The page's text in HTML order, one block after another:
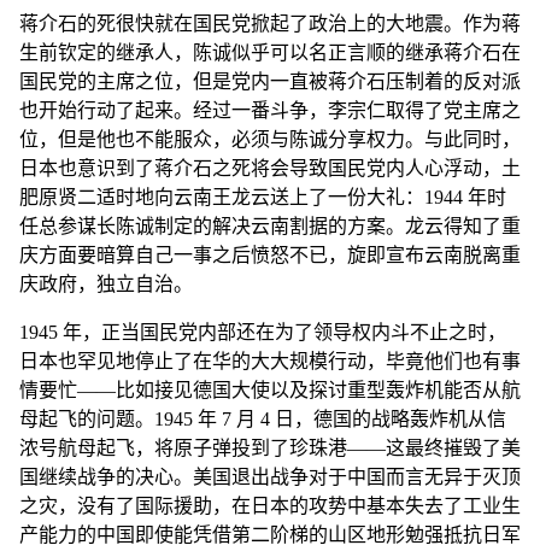
蒋介石的死很快就在国民党掀起了政治上的大地震。作为蒋
生前钦定的继承人，陈诚似乎可以名正言顺的继承蒋介石在
国民党的主席之位，但是党内一直被蒋介石压制着的反对派
也开始行动了起来。经过一番斗争，李宗仁取得了党主席之
位，但是他也不能服众，必须与陈诚分享权力。与此同时，
日本也意识到了蒋介石之死将会导致国民党内人心浮动，土
肥原贤二适时地向云南王龙云送上了一份大礼：1944 年时
任总参谋长陈诚制定的解决云南割据的方案。龙云得知了重
庆方面要暗算自己一事之后愤怒不已，旋即宣布云南脱离重
庆政府，独立自治。
1945 年，正当国民党内部还在为了领导权内斗不止之时，
日本也罕见地停止了在华的大大规模行动，毕竟他们也有事
情要忙——比如接见德国大使以及探讨重型轰炸机能否从航
母起飞的问题。1945 年 7 月 4 日，德国的战略轰炸机从信
浓号航母起飞，将原子弹投到了珍珠港——这最终摧毁了美
国继续战争的决心。美国退出战争对于中国而言无异于灭顶
之灾，没有了国际援助，在日本的攻势中基本失去了工业生
产能力的中国即使能凭借第二阶梯的山区地形勉强抵抗日军